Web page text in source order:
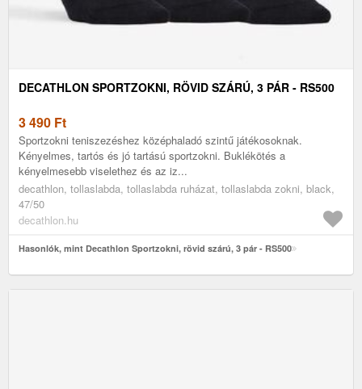
DECATHLON SPORTZOKNI, RÖVID SZÁRÚ, 3 PÁR - RS500
3 490 Ft
Sportzokni teniszezéshez középhaladó szintű játékosoknak.
Kényelmes, tartós és jó tartású sportzokni. Buklékötés a
kényelmesebb viselethez és az iz...
decathlon, tollaslabda, tollaslabda ruházat, tollaslabda zokni, black,
47/50
decathlon.hu
Hasonlók, mint Decathlon Sportzokni, rövid szárú, 3 pár - RS500